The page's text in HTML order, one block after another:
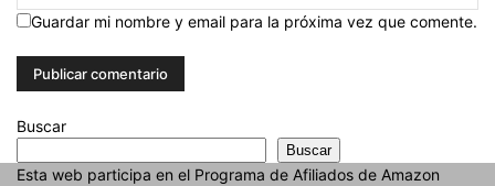
Guardar mi nombre y email para la próxima vez que comente.
Buscar
Buscar
Esta web participa en el Programa de Afiliados de Amazon